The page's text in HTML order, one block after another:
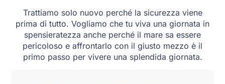
Trattiamo solo nuovo perché la sicurezza viene
prima di tutto. Vogliamo che tu viva una giornata in
spensieratezza anche perché il mare sa essere
pericoloso e affrontarlo con il giusto mezzo è il
primo passo per vivere una splendida giornata.